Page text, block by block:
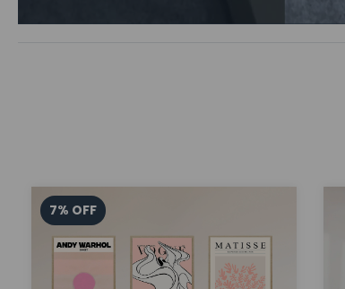
7% OFF